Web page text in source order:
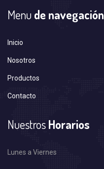
Menu de navegación
Inicio
Nosotros
Productos
Contacto
NuestrosHorarios
Lunes a Viernes